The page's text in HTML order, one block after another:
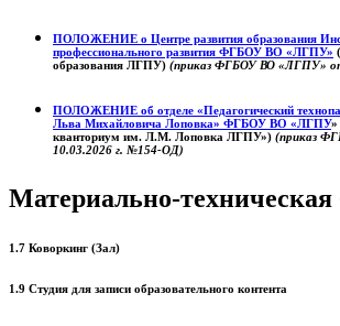
ПОЛОЖЕНИЕ о Центре развития образования
профессионального развития ФГБОУ ВО «ЛГПУ»
образования ЛГПУ) (приказ ФГБОУ ВО «ЛГПУ»
ПОЛОЖЕНИЕ об отделе «Педагогический
Льва Михайловича Лоповка» ФГБОУ ВО «ЛГПУ»
кванториум им. Л.М. Лоповка ЛГПУ») (приказ
10.03.2026 г. №154-ОД)
Материально-техническая
1.7 Коворкинг (Зал)
1.9 Студия для записи образовательного контента